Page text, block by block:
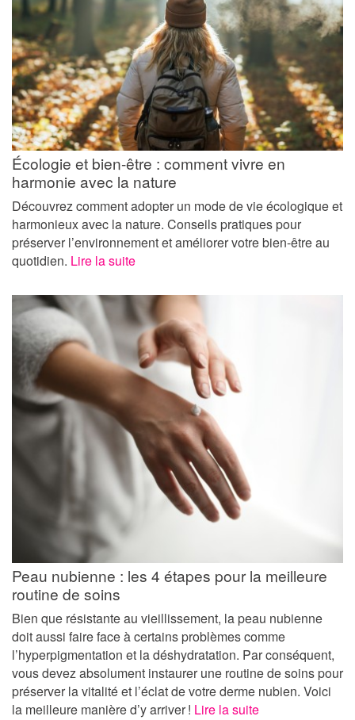
Écologie et bien-être : comment vivre en
harmonie avec la nature
Découvrez comment adopter un mode de vie écologique et
harmonieux avec la nature. Conseils pratiques pour
préserver l’environnement et améliorer votre bien-être au
quotidien. Lire la suite
Peau nubienne : les 4 étapes pour la meilleure
routine de soins
Bien que résistante au vieillissement, la peau nubienne
doit aussi faire face à certains problèmes comme
l’hyperpigmentation et la déshydratation. Par conséquent,
vous devez absolument instaurer une routine de soins pour
préserver la vitalité et l’éclat de votre derme nubien. Voici
la meilleure manière d’y arriver ! Lire la suite